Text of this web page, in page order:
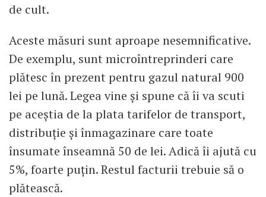
de cult.
Aceste măsuri sunt aproape nesemnificative.
De exemplu, sunt microîntreprinderi care
plătesc în prezent pentru gazul natural 900
lei pe lună. Legea vine și spune că îi va scuti
pe aceștia de la plata tarifelor de transport,
distribuție și înmagazinare care toate
însumate înseamnă 50 de lei. Adică îi ajută cu
5%, foarte puțin. Restul facturii trebuie să o
plătească.